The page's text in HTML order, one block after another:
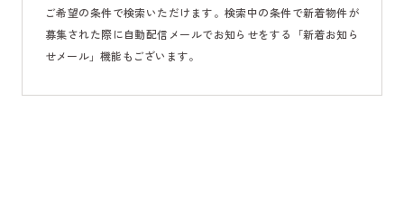
ご希望の条件で検索いただけます。検索中の条件で新着物件が
募集された際に自動配信メールでお知らせをする「新着お知ら
せメール」機能もございます。